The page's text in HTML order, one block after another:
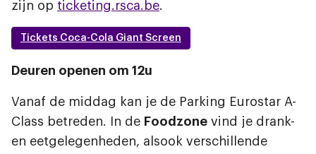
zijn op ticketing.rsca.be.
Tickets Coca-Cola Giant Screen
Deuren openen om 12u
Vanaf de middag kan je de Parking Eurostar A-
Class betreden. In de Foodzone vind je drank-
en eetgelegenheden, alsook verschillende